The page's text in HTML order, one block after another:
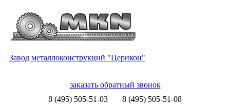
Завод металлоконструкций "Церикон"
заказать обратный звонок
8 (495) 505-51-03
8 (495) 505-51-08